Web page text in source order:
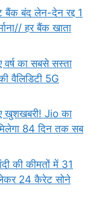
बंद लेन-देन रद्द 1
हर बैंक खाता
का सबसे सस्ता
वैलिडिटी 5G
खुशखबरी! Jio का
84 दिन तक सब
की कीमतों में 31
24 कैरेट सोने